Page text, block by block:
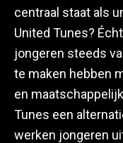
centraal staat als
United Tunes?
jongeren steeds
te maken hebben
en
Tunes een
werken jongeren